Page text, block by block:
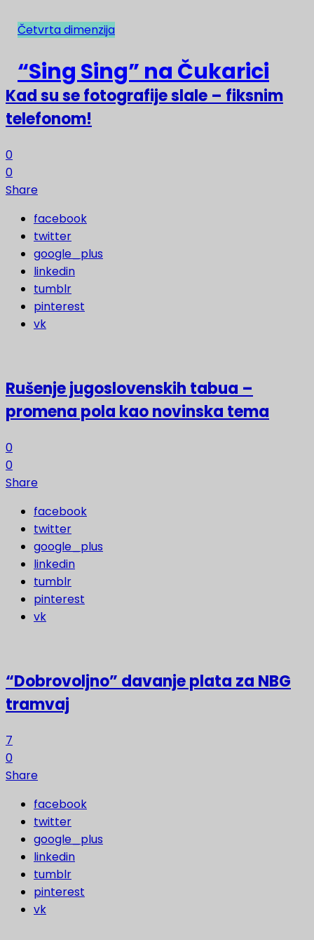
NAJNOVIJE
Kad su se fotografije slale – fiksnim
telefonom!
0
0
Share
facebook
twitter
google_plus
linkedin
tumblr
pinterest
vk
Rušenje jugoslovenskih tabua –
promena pola kao novinska tema
0
0
Share
facebook
twitter
google_plus
linkedin
tumblr
pinterest
vk
“Dobrovoljno” davanje plata za NBG
tramvaj
7
0
Share
facebook
twitter
google_plus
linkedin
tumblr
pinterest
vk
Četvrta dimenzija
“Sing Sing” na Čukarici